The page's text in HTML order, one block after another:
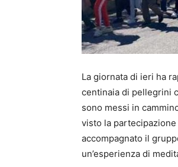
La giornata di ieri ha
centinaia di pellegrini
sono messi in
visto la
accompagnato il
un’esperienza di